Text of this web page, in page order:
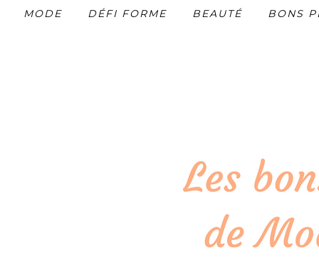
MODE DÉFI FORME BEAUTÉ BONS